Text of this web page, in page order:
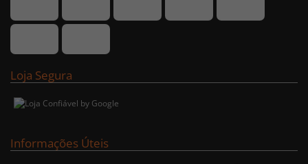
Loja Segura
Informações Úteis